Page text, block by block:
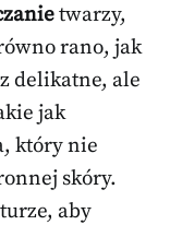
twarzy,
rano, jak
delikatne, ale
jak
który nie
skóry.
aby